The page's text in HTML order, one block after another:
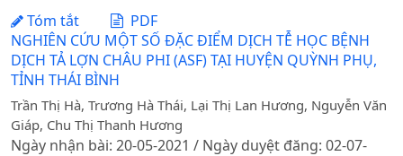
Tóm tắt
PDF
NGHIÊN CỨU MỘT SỐ ĐẶC ĐIỂM DỊCH TỄ HỌC BỆNH
DỊCH TẢ LỢN CHÂU PHI (ASF) TẠI HUYỆN QUỲNH PHỤ,
TỈNH THÁI BÌNH
Trần Thị Hà, Trương Hà Thái, Lại Thị Lan Hương, Nguyễn Văn
Giáp, Chu Thị Thanh Hương
Ngày nhận bài: 20-05-2021 / Ngày duyệt đăng: 02-07-